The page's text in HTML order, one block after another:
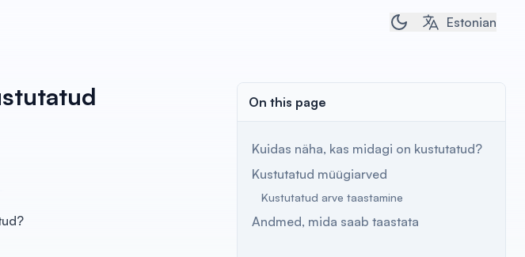
Toggle dark/light
Estonian
On this page
Kuidas näha, kas midagi on kustutatud?
Kustutatud müügiarved
Kustutatud arve taastamine
Andmed, mida saab taastata